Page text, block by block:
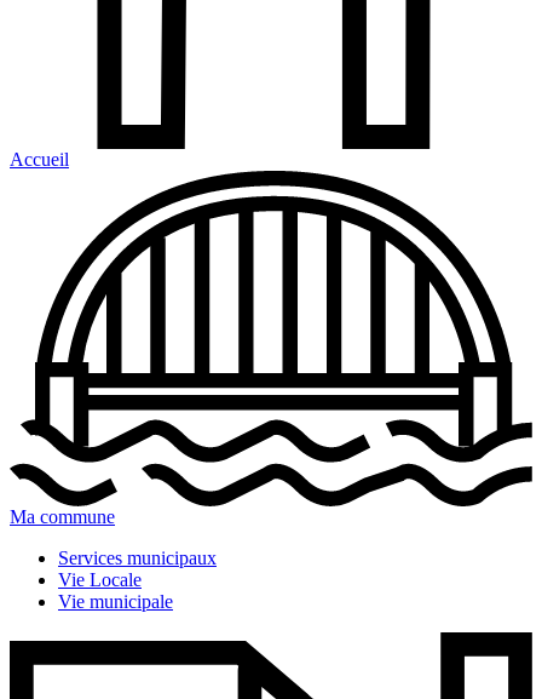
Accueil
Ma commune
Services municipaux
Vie Locale
Vie municipale